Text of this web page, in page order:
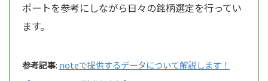
ポートを参考にしながら日々の銘柄選定を行ってい
ます。
参考記事: noteで提供するデータについて解説します！